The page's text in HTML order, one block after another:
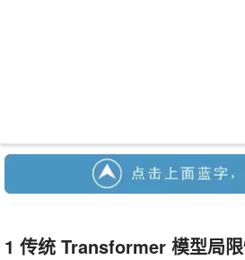
1 传统 Transformer 模型局